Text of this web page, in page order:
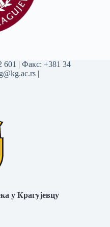
601 | Факс: +381 34
|
у Крагујевцу